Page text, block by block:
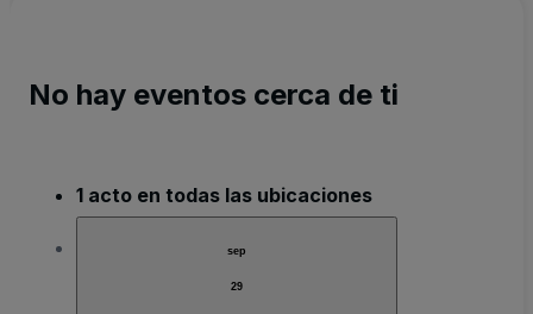
No hay eventos cerca de ti
1 acto en todas las ubicaciones
sep
29